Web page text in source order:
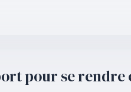
pour se rendre